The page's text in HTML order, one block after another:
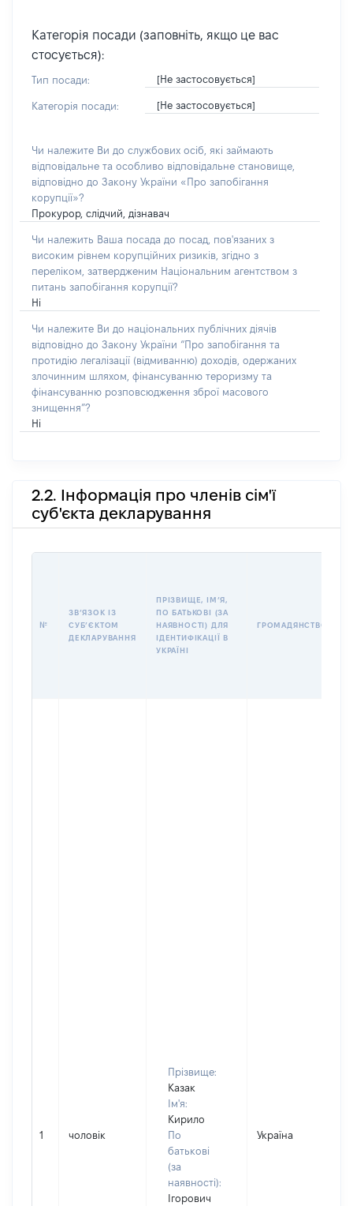
Категорія посади (заповніть, якщо це вас
стосується):
Тип посади: [Не застосовується]
Категорія посади: [Не застосовується]
Чи належите Ви до службових осіб, які займають
відповідальне та особливо відповідальне становище,
відповідно до Закону України «Про запобігання
корупції»?
Прокурор, слідчий, дізнавач
Чи належить Ваша посада до посад, пов'язаних з
високим рівнем корупційних ризиків, згідно з
переліком, затвердженим Національним агентством з
питань запобігання корупції?
Ні
Чи належите Ви до національних публічних діячів
відповідно до Закону України “Про запобігання та
протидію легалізації (відмиванню) доходів, одержаних
злочинним шляхом, фінансуванню тероризму та
фінансуванню розповсюдження зброї масового
знищення”?
Ні
2.2. Інформація про членів сім'ї
суб'єкта декларування
№
ЗВʼЯЗОК ІЗ
СУБʼЄКТОМ
ДЕКЛАРУВАННЯ
ПРІЗВИЩЕ, ІМʼЯ,
ПО БАТЬКОВІ (ЗА
НАЯВНОСТІ) ДЛЯ
ІДЕНТИФІКАЦІЇ В
УКРАЇНІ
ГРОМАДЯНСТВО
1 чоловік
Прізвище:
Казак
Ім'я:
Кирило
По
батькові
(за
наявності):
Ігорович
Україна